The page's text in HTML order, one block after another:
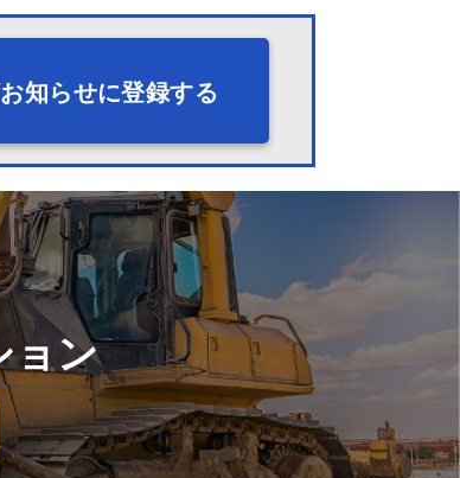
知らせに登録する
ョン